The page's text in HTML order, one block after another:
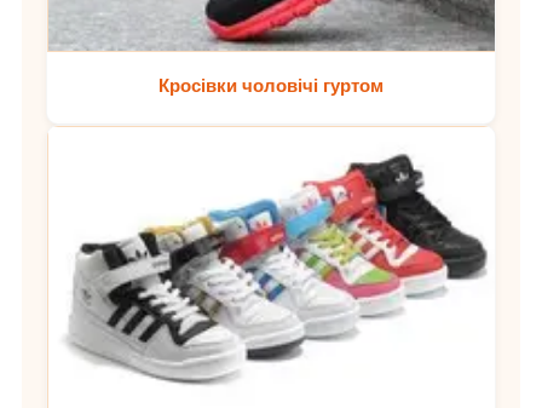
Кросівки чоловічі гуртом